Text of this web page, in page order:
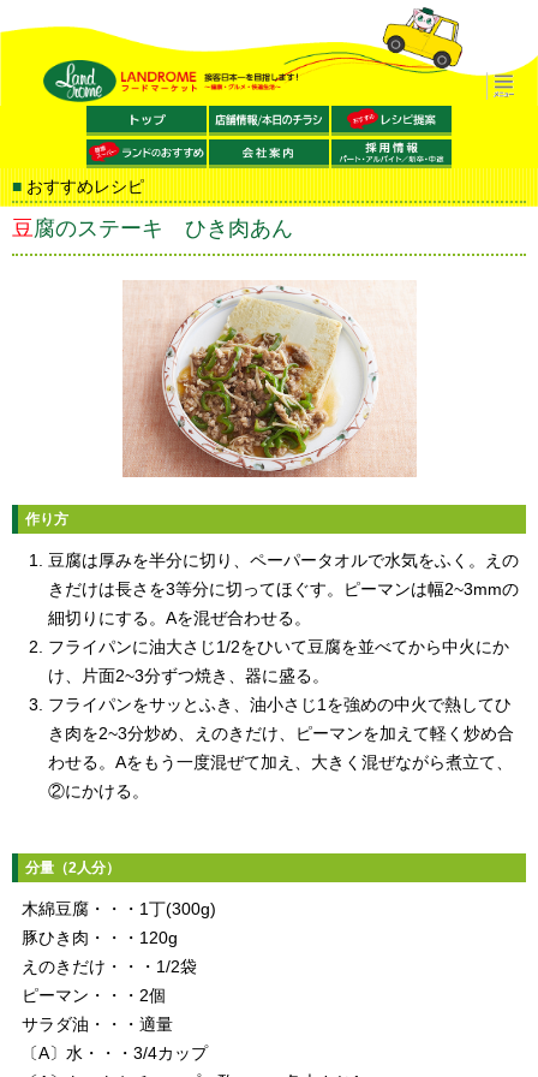
おすすめレシピ
豆腐のステーキ ひき肉あん
作り方
豆腐は厚みを半分に切り、ペーパータオルで水気をふく。えの
きだけは長さを3等分に切ってほぐす。ピーマンは幅2~3mmの
細切りにする。Aを混ぜ合わせる。
フライパンに油大さじ1/2をひいて豆腐を並べてから中火にか
け、片面2~3分ずつ焼き、器に盛る。
フライパンをサッとふき、油小さじ1を強めの中火で熱してひ
き肉を2~3分炒め、えのきだけ、ピーマンを加えて軽く炒め合
わせる。Aをもう一度混ぜて加え、大きく混ぜながら煮立て、
②にかける。
分量（2人分）
木綿豆腐・・・1丁(300g)
豚ひき肉・・・120g
えのきだけ・・・1/2袋
ピーマン・・・2個
サラダ油・・・適量
〔A〕水・・・3/4カップ